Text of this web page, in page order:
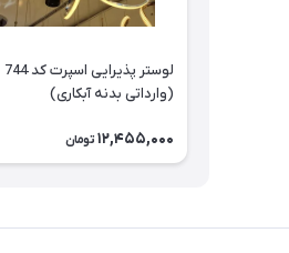
لوستر پذیرایی اسپرت کد 744
(وارداتی بدنه آبکاری)
12,455,000 تومان